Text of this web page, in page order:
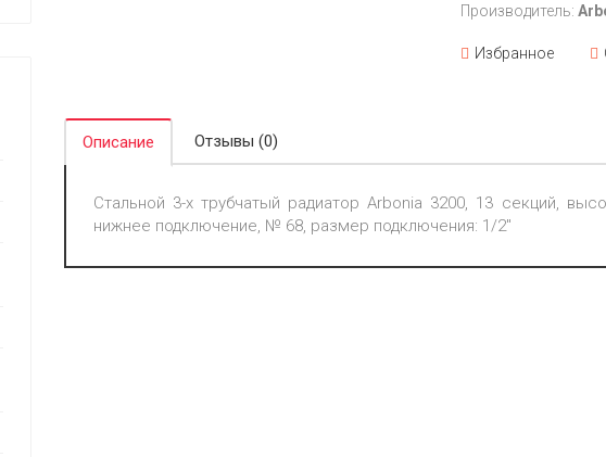
Производитель:
Избранное
Описание Отзывы (0)
Стальной 3-х трубчатый радиатор Arbonia 3200, 13 секций,
нижнее подключение, № 68, размер подключения: 1/2"